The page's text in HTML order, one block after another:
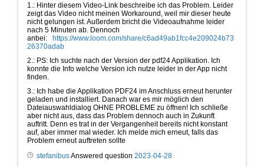
1.: Hinter diesem Video-Link beschreibe ich das Problem. Leider
zeigt das Video nicht meinen Workaround, weil mir dieser heute
nicht gelungen ist. Außerdem bricht die Videoaufnahme leider
nach 5 Minuten ab. Dennoch
anbei: https://www.loom.com/share/c6ad49ab1fcc4e209024b73
26370adab
2.: PS: Ich suchte nach der Version der pdf24 Applikation. Ich
konnte die Info welche Version ich nutze leider in der App nicht
finden.
3.: Ich habe die Applikation PDF24 im Anschluss erneut herunter
geladen und installiert. Danach war es mir möglich den
Dateiauswahldialog OHNE PROBLEME zu öffnen! Ich schließe
aber nicht aus, dass das Problem dennoch auch in Zukunft
auftritt. Denn es trat in der Vergangenheit bereits nicht konstant
auf, aber immer mal wieder. Ich melde mich erneut, falls das
Problem erneut auftreten sollte
stefanibusAnswered question 2023-04-28